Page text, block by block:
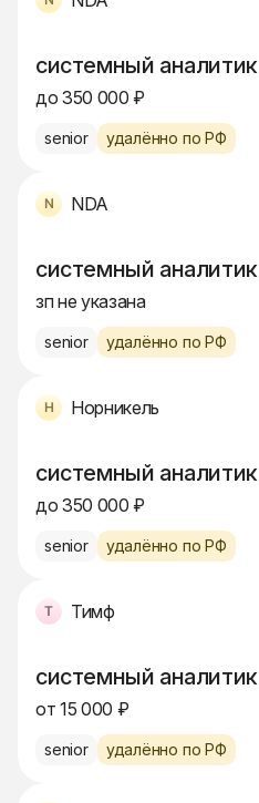
системный аналитик
до 350 000 ₽
senior удалённо по РФ
NDA
системный аналитик
зп не указана
senior удалённо по РФ
Норникель
системный аналитик
до 350 000 ₽
senior удалённо по РФ
Тимф
системный аналитик
от 15 000 ₽
senior удалённо по РФ